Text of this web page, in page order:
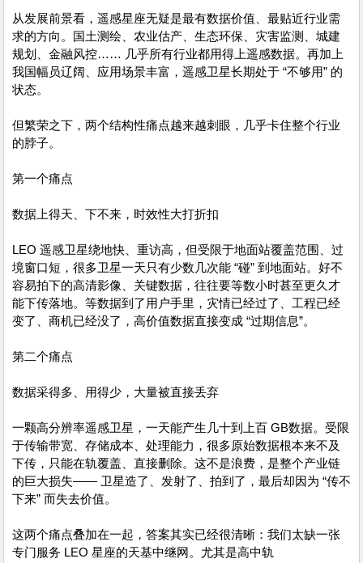
从发展前景看，遥感星座无疑是最有数据价值、最贴近行业需
求的方向。国土测绘、农业估产、生态环保、灾害监测、城建
规划、金融风控…… 几乎所有行业都用得上遥感数据。再加上
我国幅员辽阔、应用场景丰富，遥感卫星长期处于 “不够用” 的
状态。
但繁荣之下，两个结构性痛点越来越刺眼，几乎卡住整个行业
的脖子。
第一个痛点
数据上得天、下不来，时效性大打折扣
LEO 遥感卫星绕地快、重访高，但受限于地面站覆盖范围、过
境窗口短，很多卫星一天只有少数几次能 “碰” 到地面站。好不
容易拍下的高清影像、关键数据，往往要等数小时甚至更久才
能下传落地。等数据到了用户手里，灾情已经过了、工程已经
变了、商机已经没了，高价值数据直接变成 “过期信息”。
第二个痛点
数据采得多、用得少，大量被直接丢弃
一颗高分辨率遥感卫星，一天能产生几十到上百 GB数据。受限
于传输带宽、存储成本、处理能力，很多原始数据根本来不及
下传，只能在轨覆盖、直接删除。这不是浪费，是整个产业链
的巨大损失—— 卫星造了、发射了、拍到了，最后却因为 “传不
下来” 而失去价值。
这两个痛点叠加在一起，答案其实已经很清晰：我们太缺一张
专门服务 LEO 星座的天基中继网。尤其是高中轨